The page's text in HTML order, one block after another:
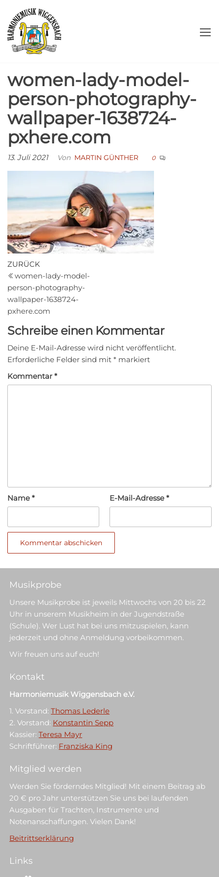
Inhalt
springen
women-lady-model-
person-photography-
wallpaper-1638724-
pxhere.com
13. Juli 2021 Von MARTIN GÜNTHER 0
Beitragsnavigation
Vorheriger
Beitrag
ZURÜCK
women-lady-model-
person-photography-
wallpaper-1638724-
pxhere.com
Schreibe einen Kommentar
Deine E-Mail-Adresse wird nicht veröffentlicht.
Erforderliche Felder sind mit * markiert
Kommentar *
Name * E-Mail-Adresse *
Musikprobe
Unsere Musikprobe ist jeweils Mittwochs von 20 bis 22
Uhr in unserem Musikheim in der Jugendstraße
(Schule). Wer Lust hat bei uns mitzuspielen, kann
jederzeit und ohne Anmeldung vorbeikommen.
Wir freuen uns auf euch!
Kontakt
Harmoniemusik Wiggensbach e.V.
1. Vorstand:Thomas Lederle
2. Vorstand: Konstantin Sepp
Kassier:Teresa Mayr
Schriftführer: Franziska King
Mitglied werden
Werden Sie förderndes Mitglied! Mit einem Beitrag ab
20 € pro Jahr unterstützen Sie uns bei laufenden
Ausgaben für Trachten, Instrumente und
Notenanschaffungen. Vielen Dank!
Beitrittserklärung
Links